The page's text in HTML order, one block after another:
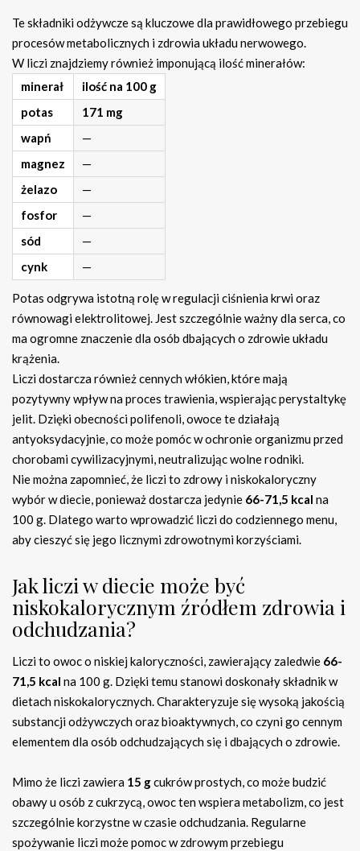
Te składniki odżywcze są kluczowe dla prawidłowego przebiegu
procesów metabolicznych i zdrowia układu nerwowego.
W liczi znajdziemy również imponującą ilość minerałów:
minerał
ilość na 100 g
potas
171 mg
wapń
—
magnez
—
żelazo
—
fosfor
—
sód
—
cynk
—
Potas odgrywa istotną rolę w regulacji ciśnienia krwi oraz
równowagi elektrolitowej. Jest szczególnie ważny dla serca, co
ma ogromne znaczenie dla osób dbających o zdrowie układu
krążenia.
Liczi dostarcza również cennych włókien, które mają
pozytywny wpływ na proces trawienia, wspierając perystaltykę
jelit. Dzięki obecności polifenoli, owoce te działają
antyoksydacyjnie, co może pomóc w ochronie organizmu przed
chorobami cywilizacyjnymi, neutralizując wolne rodniki.
Nie można zapomnieć, że liczi to zdrowy i niskokaloryczny
wybór w diecie, ponieważ dostarcza jedynie 66-71,5 kcal na
100 g. Dlatego warto wprowadzić liczi do codziennego menu,
aby cieszyć się jego licznymi zdrowotnymi korzyściami.
Jak liczi w diecie może być
niskokalorycznym źródłem zdrowia i
odchudzania?
Liczi to owoc o niskiej kaloryczności, zawierający zaledwie 66-
71,5 kcal na 100 g. Dzięki temu stanowi doskonały składnik w
dietach niskokalorycznych. Charakteryzuje się wysoką jakością
substancji odżywczych oraz bioaktywnych, co czyni go cennym
elementem dla osób odchudzających się i dbających o zdrowie.
Mimo że liczi zawiera 15 gcukrów prostych, co może budzić
obawy u osób z cukrzycą, owoc ten wspiera metabolizm, co jest
szczególnie korzystne w czasie odchudzania. Regularne
spożywanie liczi może pomoc w zdrowym przebiegu